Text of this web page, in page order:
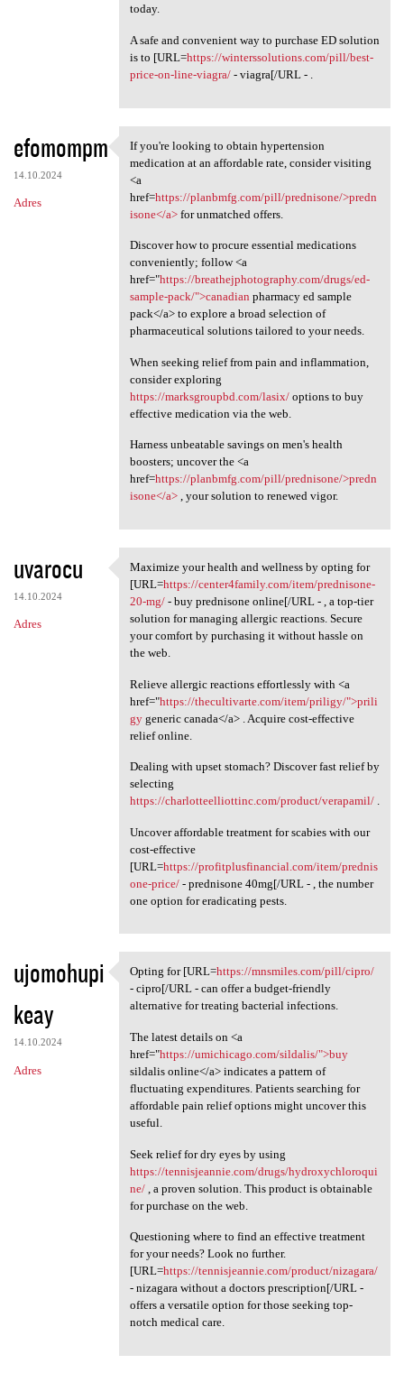
today.
A safe and convenient way to purchase ED solution
is to [URL=https://winterssolutions.com/pill/best-
price-on-line-viagra/- viagra[/URL - .
efomompm
14.10.2024
Adres
If you're looking to obtain
If you're looking to obtain hypertension
medication at an affordable rate, consider visiting
<a
href=https://planbmfg.com/pill/prednisone/>predn
isone</a>for unmatched offers.
Discover how to procure essential medications
conveniently; follow <a
href="https://breathejphotography.com/drugs/ed-
sample-pack/">canadian pharmacy ed sample
pack</a> to explore a broad selection of
pharmaceutical solutions tailored to your needs.
When seeking relief from pain and inflammation,
consider exploring
https://marksgroupbd.com/lasix/options to buy
effective medication via the web.
Harness unbeatable savings on men's health
boosters; uncover the <a
href=https://planbmfg.com/pill/prednisone/>predn
isone</a>, your solution to renewed vigor.
uvarocu
14.10.2024
Adres
Maximize your health and
Maximize your health and wellness by opting for
[URL=https://center4family.com/item/prednisone-
20-mg/- buy prednisone online[/URL - , a top-tier
solution for managing allergic reactions. Secure
your comfort by purchasing it without hassle on
the web.
Relieve allergic reactions effortlessly with <a
href="https://thecultivarte.com/item/priligy/">prili
gygeneric canada</a> . Acquire cost-effective
relief online.
Dealing with upset stomach? Discover fast relief by
selecting
https://charlotteelliottinc.com/product/verapamil/.
Uncover affordable treatment for scabies with our
cost-effective
[URL=https://profitplusfinancial.com/item/prednis
one-price/- prednisone 40mg[/URL - , the number
one option for eradicating pests.
ujomohupi
keay
14.10.2024
Adres
Opting for [URL=https:/
Opting for [URL=https://mnsmiles.com/pill/cipro/
- cipro[/URL - can offer a budget-friendly
alternative for treating bacterial infections.
The latest details on <a
href="https://umichicago.com/sildalis/">buy
sildalis online</a> indicates a pattern of
fluctuating expenditures. Patients searching for
affordable pain relief options might uncover this
useful.
Seek relief for dry eyes by using
https://tennisjeannie.com/drugs/hydroxychloroqui
ne/, a proven solution. This product is obtainable
for purchase on the web.
Questioning where to find an effective treatment
for your needs? Look no further.
[URL=https://tennisjeannie.com/product/nizagara/
- nizagara without a doctors prescription[/URL -
offers a versatile option for those seeking top-
notch medical care.